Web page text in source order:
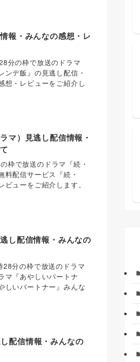
報・みんなの感想・レ
分の枠で放送のドラマ
ンデ飯』の見逃し配信・
想・レビューをご紹介し
マ）見逃し配信情報・
枠で放送のドラマ『続・
料配信サービス『続・
ューをご紹介します。
し配信情報・みんなの
分の枠で放送のドラマ
マ『あやしいパートナ
しいパートナー』みんな
配信情報・みんなの